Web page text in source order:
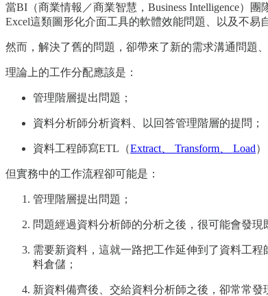
當BI（商業情報／商業智慧，Business Intelligence）
Excel這類圖形化介面工具的軟體效能問題、以及不易
然而，解決了舊的問題，卻帶來了新的需求溝通問題
理論上的工作分配應該是：
管理階層提出問題；
資料分析師分析資料、以回答管理階層的提問；
資料工程師寫ETL（Extract、 Transform、 Load
但實務中的工作流程卻可能是：
管理階層提出問題；
問題經過資料分析師的分析之後，很可能會發
需要新資料，這就一路把工作延伸到了資料工
料倉儲；
新資料備齊後、交給資料分析師之後，卻常常